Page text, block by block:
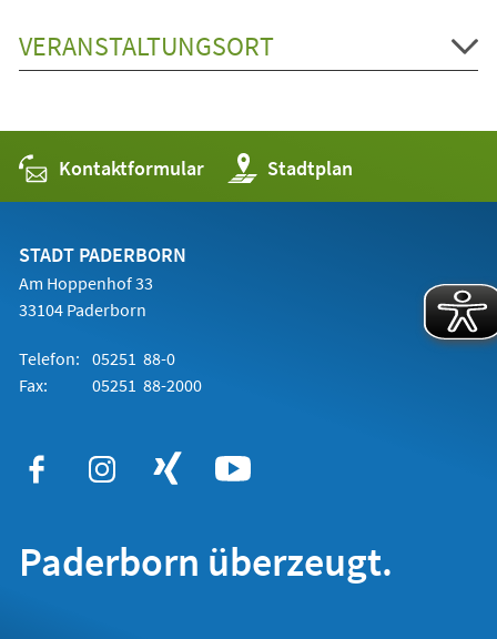
VERANSTALTUNGSORT
Kontaktformular Stadtplan
(Öffnet
in
einem
STADT PADERBORN
Am Hoppenhof 33
33104 Paderborn
Telefon: 05251 88-0
Fax:
05251 88-2000
Paderborn überzeugt.